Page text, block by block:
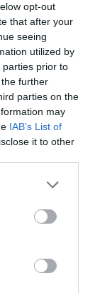
opt-out
that after your
seeing
utilized by
parties prior to
further
parties on the
may
IAB’s List of
it to other
2016 - 15 h 31
grandes sœurs
que leur
celle
modèle proche
ont bâti en
car la First
je me
place pas
passagers
B (pour